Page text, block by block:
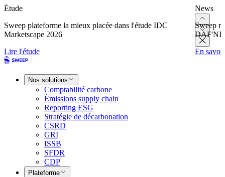
Étude
Sweep plateforme la mieux placée dans l'étude IDC
Marketscape 2026
Lire l'étude
News
Sweep
En
Nos solutions
Comptabilité carbone
Émissions supply chain
Reporting ESG
Stratégie de décarbonation
CSRD
GRI
ISSB
SFDR
CDP
Plateforme